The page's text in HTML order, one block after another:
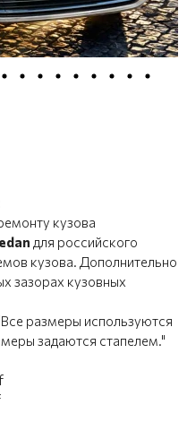
кузова
для российского
кузова. Дополнительно
зазорах кузовных
размеры используются
задаются стапелем."